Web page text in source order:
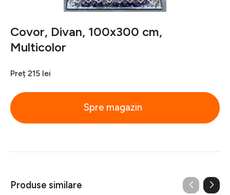
Covor, Divan, 100x300 cm,
Multicolor
Preț 215 lei
Spre magazin
Produse similare